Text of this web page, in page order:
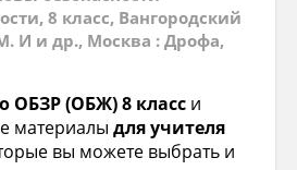
8 класс, Вангородский
И и др., Москва : Дрофа,
ОБЗР (ОБЖ) 8 класс и
материалы для учителя
вы можете выбрать и